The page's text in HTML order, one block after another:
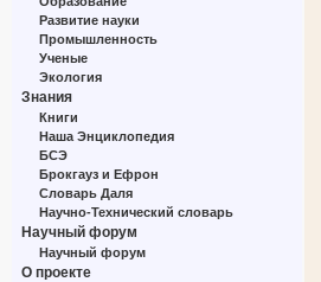
Развитие науки
Промышленность
Ученые
Экология
Знания
Книги
Наша Энциклопедия
БСЭ
Брокгауз и Ефрон
Словарь Даля
Научно-Технический словарь
Научный форум
Научный форум
О проекте